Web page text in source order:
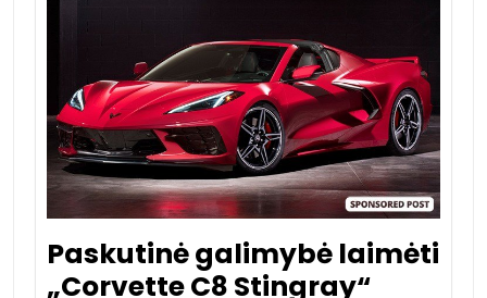
Paskutinė galimybė laimėti
„Corvette C8 Stingray“